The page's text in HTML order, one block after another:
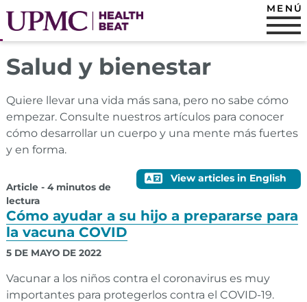
MENÚ
Salud y bienestar
Quiere llevar una vida más sana, pero no sabe cómo
empezar. Consulte nuestros artículos para conocer
cómo desarrollar un cuerpo y una mente más fuertes
y en forma.
View articles in English
Article - 4 minutos de
lectura
Cómo ayudar a su hijo a prepararse para
la vacuna COVID
5 DE MAYO DE 2022
Vacunar a los niños contra el coronavirus es muy
importantes para protegerlos contra el COVID-19.